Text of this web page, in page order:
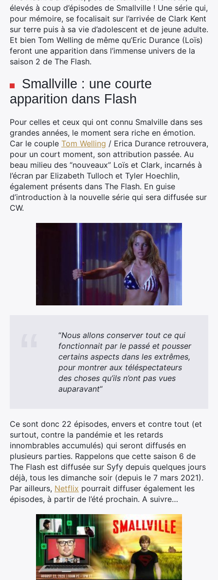
élevés à coup d’épisodes de Smallville ! Une série qui,
pour mémoire, se focalisait sur l’arrivée de Clark Kent
sur terre puis à sa vie d’adolescent et de jeune adulte.
Et bien Tom Welling de même qu’Eric Durance (Loïs)
feront une apparition dans l’immense univers de la
saison 2 de The Flash.
Smallville : une courte
apparition dans Flash
Pour celles et ceux qui ont connu Smalville dans ses
grandes années, le moment sera riche en émotion.
Car le couple Tom Welling / Erica Durance retrouvera,
pour un court moment, son attribution passée. Au
beau milieu des “nouveaux” Loïs et Clark, incarnés à
l’écran par Elizabeth Tulloch et Tyler Hoechlin,
également présents dans The Flash. En guise
d’introduction à la nouvelle série qui sera diffusée sur
CW.
“Nous allons conserver tout ce qui
fonctionnait par le passé et pousser
certains aspects dans les extrêmes,
pour montrer aux téléspectateurs
des choses qu’ils n’ont pas vues
auparavant“
Ce sont donc 22 épisodes, envers et contre tout (et
surtout, contre la pandémie et les retards
innombrables accumulés) qui seront diffusés en
plusieurs parties. Rappelons que cette saison 6 de
The Flash est diffusée sur Syfy depuis quelques jours
déjà, tous les dimanche soir (depuis le 7 mars 2021).
Par ailleurs, Netflix pourrait diffuser également les
épisodes, à partir de l’été prochain. A suivre…